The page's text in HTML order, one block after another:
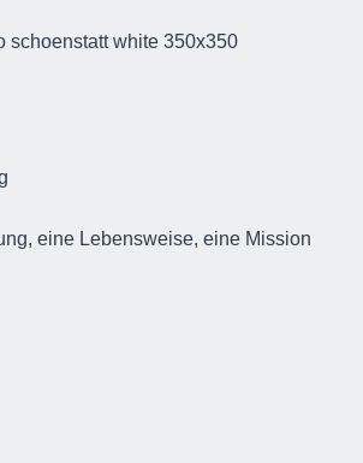
eine Lebensweise, eine Mission